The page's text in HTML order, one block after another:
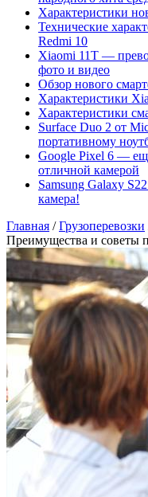
Характеристики
Технические
Redmi 10
Xiaomi 11T —
фото и видео
Обзор нового
Характеристики
Характеристики
Surface Duo 2 от
портативному
Google Pixel 6 —
отличной камерой
Samsung Galaxy
камера!
Главная /Грузоперевозки
Преимущества и советы